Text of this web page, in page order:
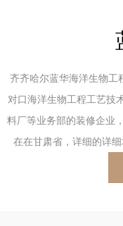
齐齐哈尔蓝华海洋生物工
对口海洋生物工程工艺技
料厂等业务部的装修企业
在在甘肃省，详细的详